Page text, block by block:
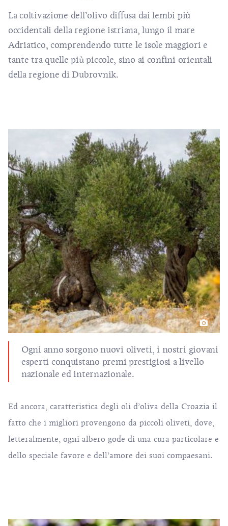
La coltivazione dell’olivo diffusa dai lembi più
occidentali della regione istriana, lungo il mare
Adriatico, comprendendo tutte le isole maggiori e
tante tra quelle più piccole, sino ai confini orientali
della regione di Dubrovnik.
Ogni anno sorgono nuovi oliveti, i nostri giovani
esperti conquistano premi prestigiosi a livello
nazionale ed internazionale.
Ed ancora, caratteristica degli oli d’oliva della Croazia il
fatto che i migliori provengono da piccoli oliveti, dove,
letteralmente, ogni albero gode di una cura particolare e
dello speciale favore e dell’amore dei suoi compaesani.